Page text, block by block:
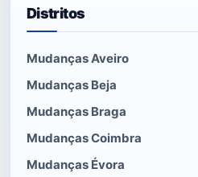
Distritos
Mudanças Aveiro
Mudanças Beja
Mudanças Braga
Mudanças Coimbra
Mudanças Évora